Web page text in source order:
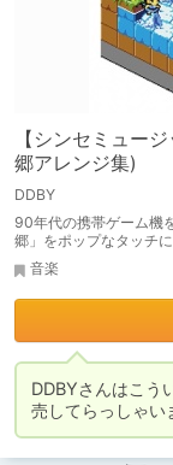
【シンセミュー
郷アレンジ集)
DDBY
90年代の携帯ゲーム機
郷」をポップなタッチ
音楽
DDBYさんはこう
売してらっしゃい